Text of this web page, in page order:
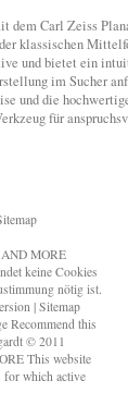
dem Carl Zeiss
klassischen
und bietet ein
im Sucher
und die
für
MORE
keine Cookies
nötig ist.
| Sitemap
Recommend this
© 2011
This website
for which active